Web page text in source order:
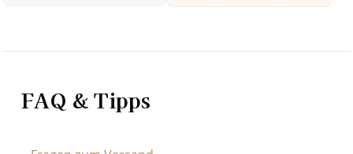
FAQ & Tipps